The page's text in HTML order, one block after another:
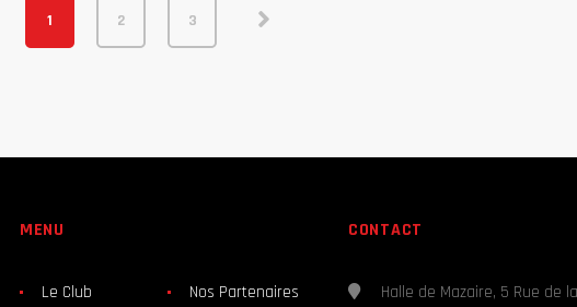
1 2 3
MENU
Le Club
Nos Partenaires
CONTACT
Halle de Mazaire, 5 Rue de la